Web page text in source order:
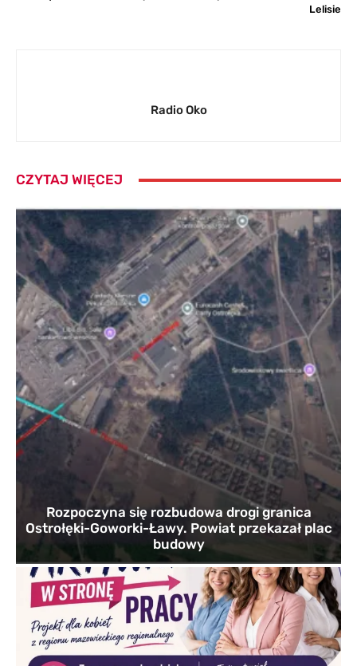
Lelisie
Radio Oko
CZYTAJ WIĘCEJ
Rozpoczyna się rozbudowa drogi granica
Ostrołęki-Goworki-Ławy. Powiat przekazał plac
budowy